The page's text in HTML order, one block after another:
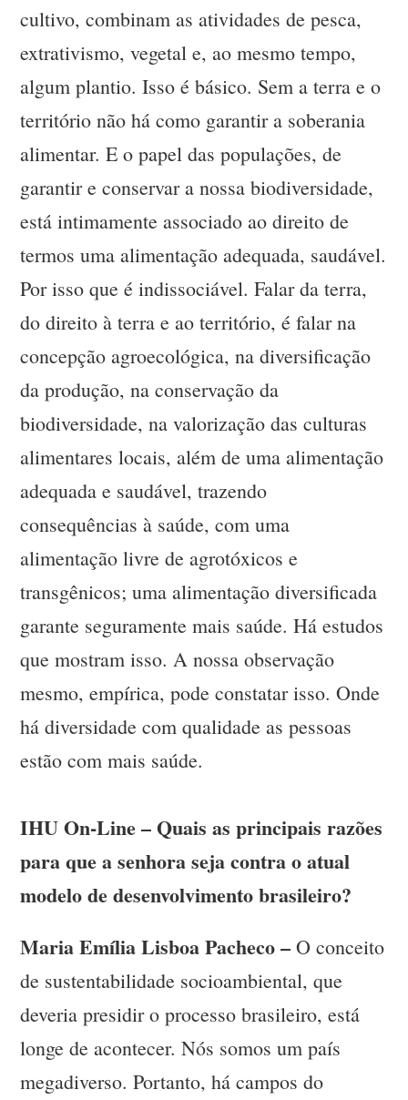
cultivo, combinam as atividades de pesca,
extrativismo, vegetal e, ao mesmo tempo,
algum plantio. Isso é básico. Sem a terra e o
território não há como garantir a soberania
alimentar. E o papel das populações, de
garantir e conservar a nossa biodiversidade,
está intimamente associado ao direito de
termos uma alimentação adequada, saudável.
Por isso que é indissociável. Falar da terra,
do direito à terra e ao território, é falar na
concepção agroecológica, na diversificação
da produção, na conservação da
biodiversidade, na valorização das culturas
alimentares locais, além de uma alimentação
adequada e saudável, trazendo
consequências à saúde, com uma
alimentação livre de agrotóxicos e
transgênicos; uma alimentação diversificada
garante seguramente mais saúde. Há estudos
que mostram isso. A nossa observação
mesmo, empírica, pode constatar isso. Onde
há diversidade com qualidade as pessoas
estão com mais saúde.
IHU On-Line – Quais as principais razões
para que a senhora seja contra o atual
modelo de desenvolvimento brasileiro?
Maria Emília Lisboa Pacheco – O conceito
de sustentabilidade socioambiental, que
deveria presidir o processo brasileiro, está
longe de acontecer. Nós somos um país
megadiverso. Portanto, há campos do